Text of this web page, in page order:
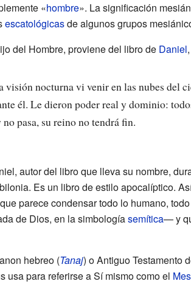
«hombre». La significación
escatológicasde algunos grupos
del Hombre, proviene del libro de Daniel
visión nocturna vi venir en las nubes del
él. Le dieron poder real y dominio:
pasa, su reino no tendrá fin.
autor del libro que lleva su nombre,
Es un libro de estilo apocalíptico.
parece condensar todo lo humano,
de Dios, en la simbologíasemítica— y
hebreo (Tanaj) o Antiguo Testamento
usa para referirse a Sí mismo como el